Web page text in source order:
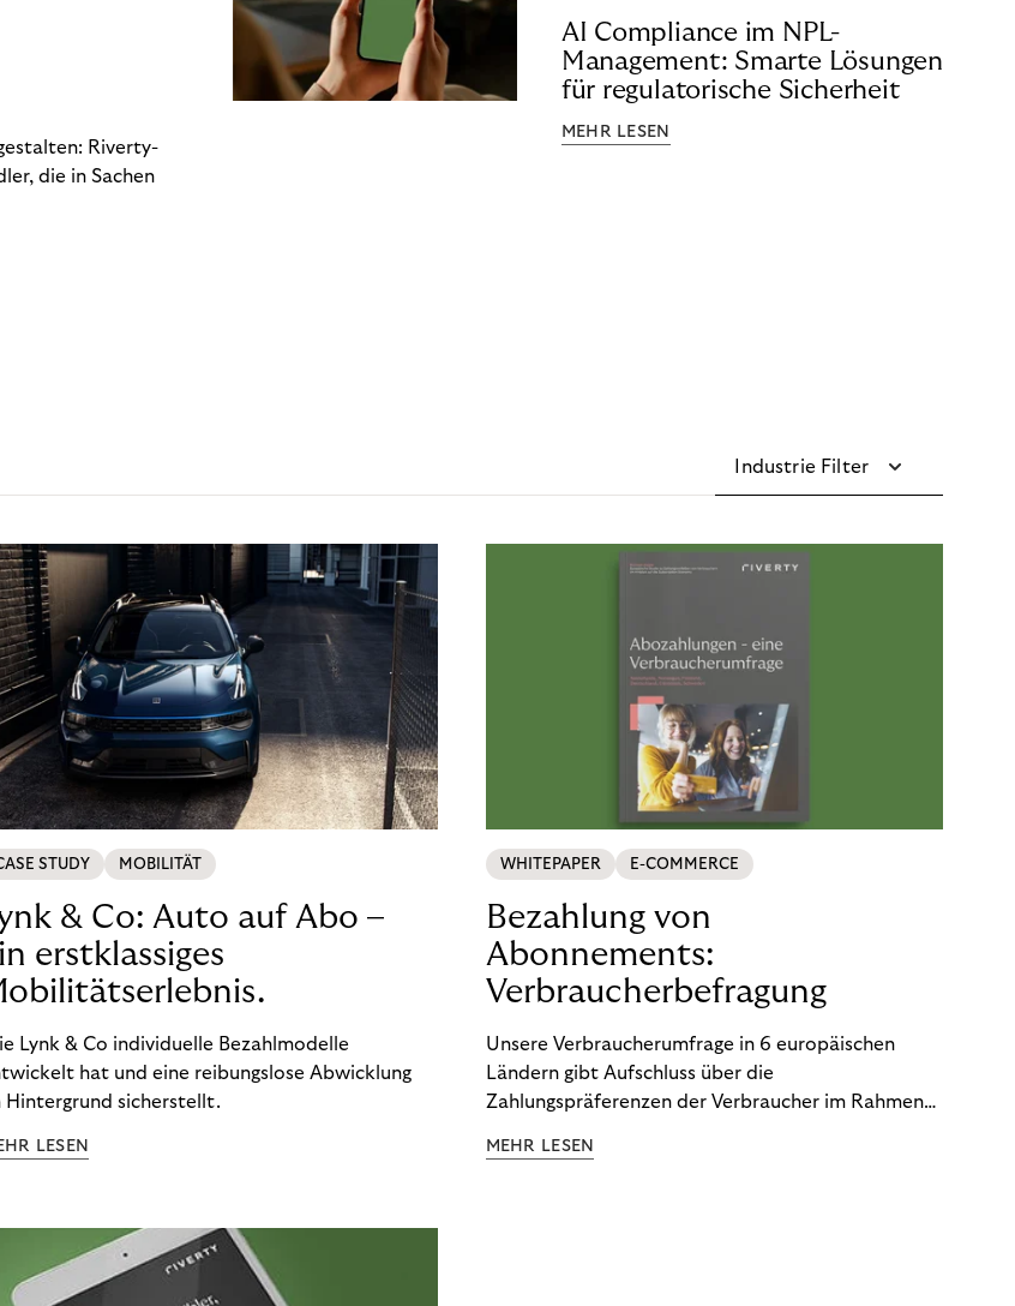
Riverty-
die in Sachen
AI Compliance im NPL-
Management: Smarte Lösungen
für regulatorische Sicherheit
MEHR LESEN
Industrie Filter
STUDY MOBILITÄT
& Co: Auto auf Abo –
erstklassiges
Lynk & Co individuelle Bezahlmodelle
hat und eine reibungslose Abwicklung
Hintergrund sicherstellt.
LESEN
WHITEPAPER E-COMMERCE
Bezahlung von
Abonnements:
Verbraucherbefragung
Unsere Verbraucherumfrage in 6 europäischen
Ländern gibt Aufschluss über die
Zahlungspräferenzen der Verbraucher im Rahmen
Ergebnisse, um zu erfahren, wie Sie
MEHR LESEN